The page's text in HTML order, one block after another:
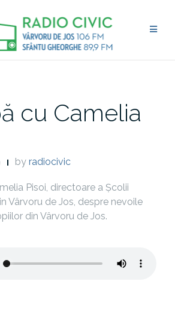
cu Camelia
by radiocivic
Pisoi, directoare a Școlii
Vârvoru de Jos, despre nevoile
din Vârvoru de Jos.